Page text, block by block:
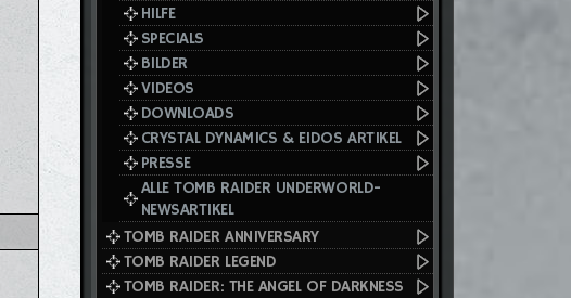
HILFE
SPECIALS
BILDER
VIDEOS
DOWNLOADS
CRYSTAL DYNAMICS & EIDOS ARTIKEL
PRESSE
ALLE TOMB RAIDER UNDERWORLD-
NEWSARTIKEL
TOMB RAIDER ANNIVERSARY
TOMB RAIDER LEGEND
TOMB RAIDER: THE ANGEL OF DARKNESS